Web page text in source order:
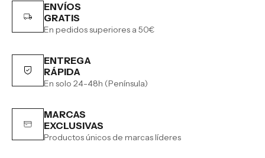
ENVÍOS
GRATIS
En pedidos superiores a 50€
ENTREGA
RÁPIDA
En solo 24-48h (Península)
MARCAS
EXCLUSIVAS
Productos únicos de marcas líderes